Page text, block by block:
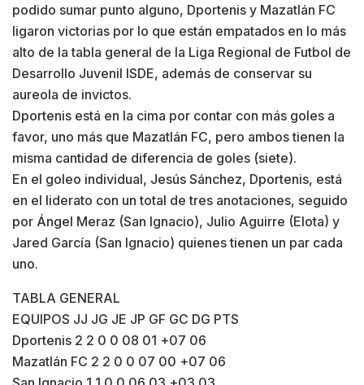
podido sumar punto alguno, Dportenis y Mazatlán FC
ligaron victorias por lo que están empatados en lo más
alto de la tabla general de la Liga Regional de Futbol de
Desarrollo Juvenil ISDE, además de conservar su
aureola de invictos.
Dportenis está en la cima por contar con más goles a
favor, uno más que Mazatlán FC, pero ambos tienen la
misma cantidad de diferencia de goles (siete).
En el goleo individual, Jesús Sánchez, Dportenis, está
en el liderato con un total de tres anotaciones, seguido
por Ángel Meraz (San Ignacio), Julio Aguirre (Elota) y
Jared García (San Ignacio) quienes tienen un par cada
uno.
TABLA GENERAL
EQUIPOS JJ JG JE JP GF GC DG PTS
Dportenis 2 2 0 0 08 01 +07 06
Mazatlán FC 2 2 0 0 07 00 +07 06